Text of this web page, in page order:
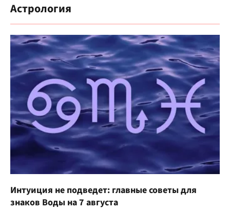
Астрология
Интуиция не подведет: главные советы для
знаков Воды на 7 августа